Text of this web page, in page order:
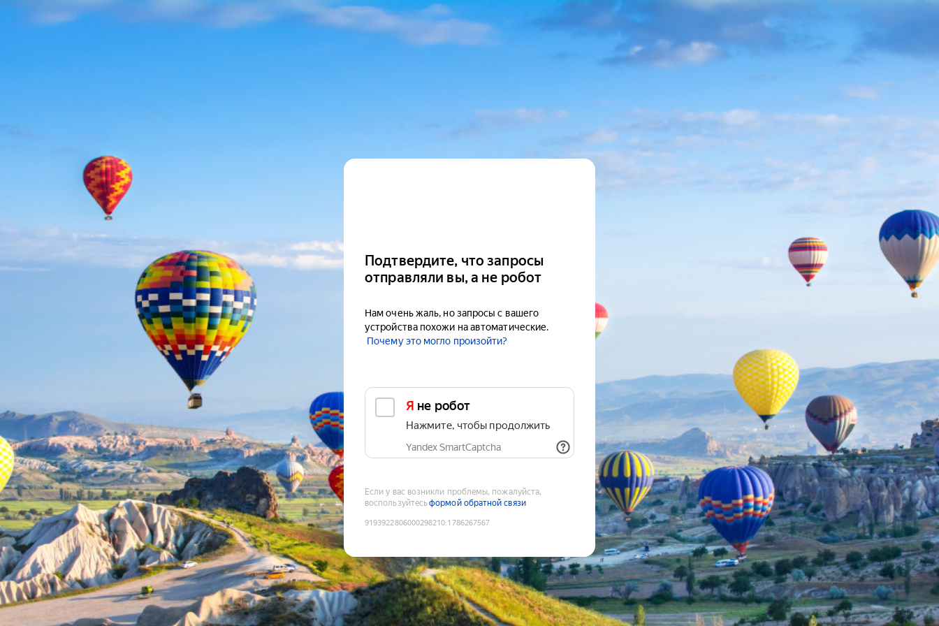
Подтвердите, что запросы
отправляли вы, а не робот
Нам очень жаль, но запросы с вашего
устройства похожи на автоматические.
Почему это могло произойти?
Я не робот
Нажмите, чтобы продолжить
Yandex SmartCaptcha
Если у вас возникли проблемы, пожалуйста,
воспользуйтесьформой обратной связи
9193922806000298210:1786267567